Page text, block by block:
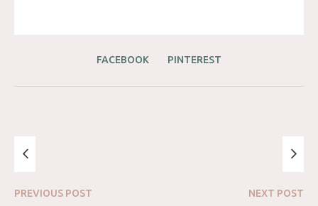
FACEBOOK PINTEREST
PREVIOUS POST NEXT POST